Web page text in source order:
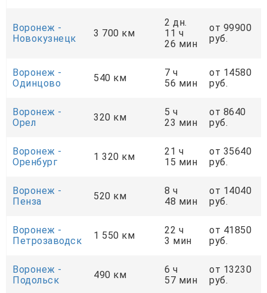
Воронеж -
Новокузнецк
3 700 км
2 дн.
11 ч
26 мин
от 99900
руб.
Воронеж -
Одинцово
540 км
7 ч
56 мин
от 14580
руб.
Воронеж -
Орел
320 км
5 ч
23 мин
от 8640
руб.
Воронеж -
Оренбург
1 320 км
21 ч
15 мин
от 35640
руб.
Воронеж -
Пенза
520 км
8 ч
48 мин
от 14040
руб.
Воронеж -
Петрозаводск
1 550 км
22 ч
3 мин
от 41850
руб.
Воронеж -
Подольск
490 км
6 ч
57 мин
от 13230
руб.